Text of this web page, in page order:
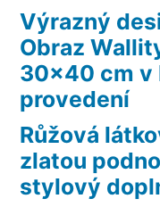
Výrazný
Obraz
30×40 cm v
provedení
Růžová
zlatou
stylový